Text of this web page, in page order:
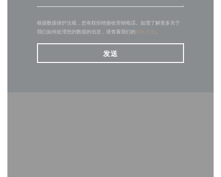
根据数据保护法规，您有权拒绝接收营销电话。如需了解更多关于
我们如何处理您的数据的信息，请查看我们的 隐私政策